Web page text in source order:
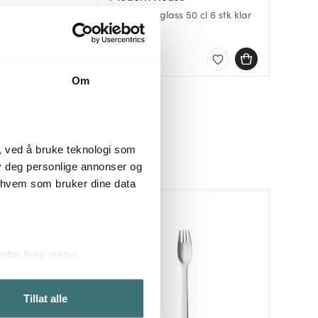
Om
ved å bruke teknologi som
personlige annonser og
som bruker dine data
flere meter
Tillat alle
Aqua vannglass 50 cl 6 stk klar
659 kr